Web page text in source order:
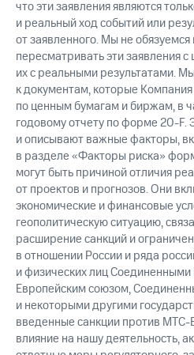
что эти заявления являются
и реальный ход событий или
от заявленного. Мы не
пересматривать эти заявления
их с реальными результатами.
к документам, которые
по ценным бумагам и биржам, в
годовому отчету по форме 20-
и описывают важные факторы,
в разделе «Факторы риска»
могут быть причиной отличия
от проектов и прогнозов. Они
экономические и финансовые
геополитическую ситуацию,
расширение санкций и
в отношении России и ряда
и физических лиц
Европейским союзом,
и некоторыми другими
введенные санкции против МТС-
влияние на нашу деятельность,